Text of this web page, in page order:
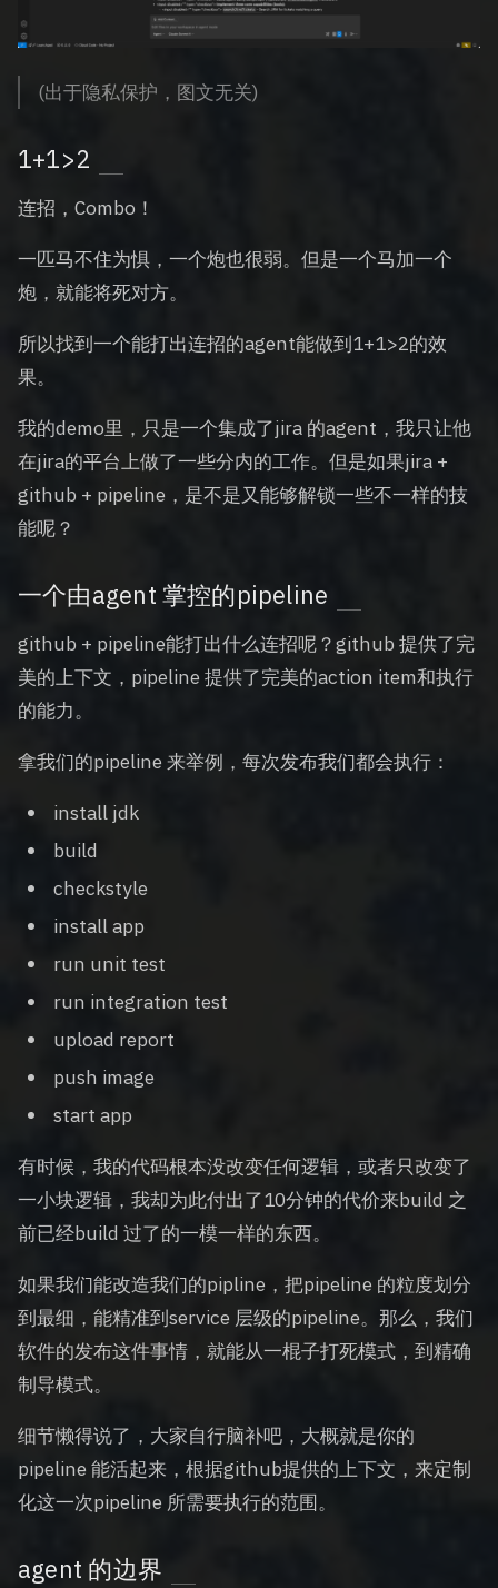
(出于隐私保护，图文无关)
1+1>2
连招，Combo！
一匹马不住为惧，一个炮也很弱。但是一个马加一个
炮，就能将死对方。
所以找到一个能打出连招的agent能做到1+1>2的效
果。
我的demo里，只是一个集成了jira 的agent，我只让他
在jira的平台上做了一些分内的工作。但是如果jira +
github + pipeline，是不是又能够解锁一些不一样的技
能呢？
一个由agent 掌控的pipeline
github + pipeline能打出什么连招呢？github 提供了完
美的上下文，pipeline 提供了完美的action item和执行
的能力。
拿我们的pipeline 来举例，每次发布我们都会执行：
install jdk
build
checkstyle
install app
run unit test
run integration test
upload report
push image
start app
有时候，我的代码根本没改变任何逻辑，或者只改变了
一小块逻辑，我却为此付出了10分钟的代价来build 之
前已经build 过了的一模一样的东西。
如果我们能改造我们的pipline，把pipeline 的粒度划分
到最细，能精准到service 层级的pipeline。那么，我们
软件的发布这件事情，就能从一棍子打死模式，到精确
制导模式。
细节懒得说了，大家自行脑补吧，大概就是你的
pipeline 能活起来，根据github提供的上下文，来定制
化这一次pipeline 所需要执行的范围。
agent 的边界